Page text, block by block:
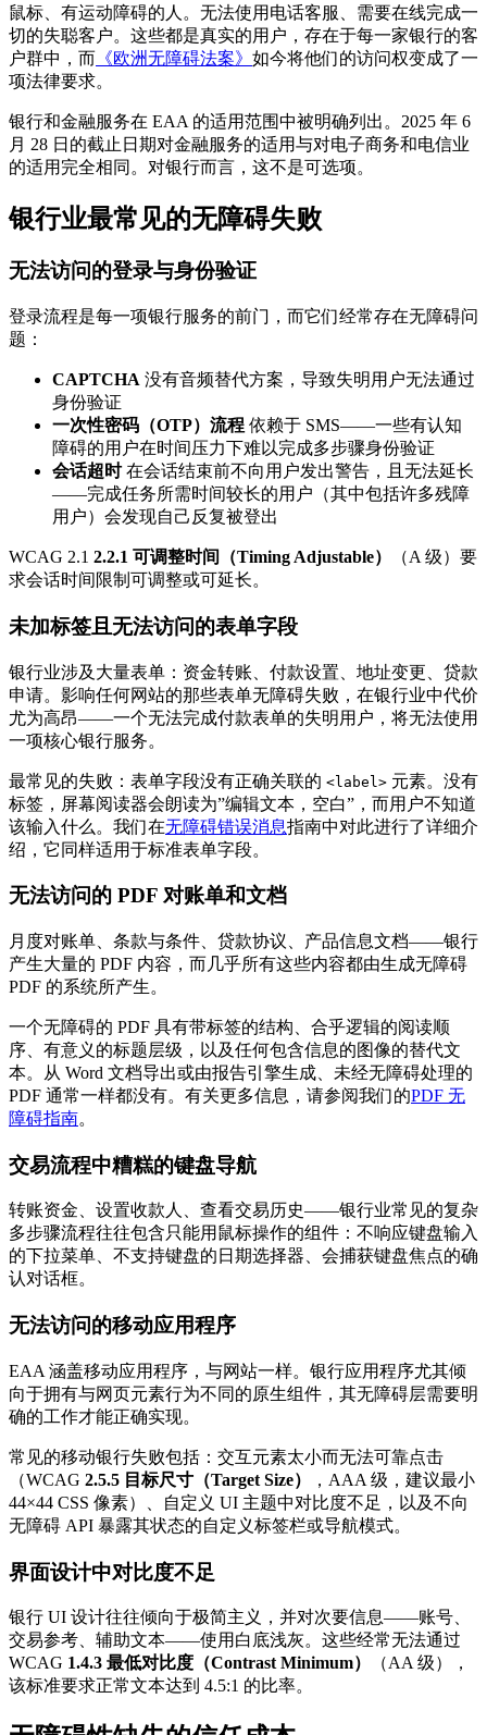
鼠标、有运动障碍的人。无法使用电话客服、需要在线完成一
切的失聪客户。这些都是真实的用户，存在于每一家银行的客
户群中，而 《欧洲无障碍法案》 如今将他们的访问权变成了一
项法律要求。
银行和金融服务在 EAA 的适用范围中被明确列出。2025 年 6
月 28 日的截止日期对金融服务的适用与对电子商务和电信业
的适用完全相同。对银行而言，这不是可选项。
银行业最常见的无障碍失败
无法访问的登录与身份验证
登录流程是每一项银行服务的前门，而它们经常存在无障碍问
题：
CAPTCHA 没有音频替代方案，导致失明用户无法通过
身份验证
一次性密码（OTP）流程 依赖于 SMS——一些有认知
障碍的用户在时间压力下难以完成多步骤身份验证
会话超时在会话结束前不向用户发出警告，且无法延长
——完成任务所需时间较长的用户（其中包括许多残障
用户）会发现自己反复被登出
WCAG 2.1 2.2.1 可调整时间（Timing Adjustable）
（A 级）要
求会话时间限制可调整或可延长。
未加标签且无法访问的表单字段
银行业涉及大量表单：资金转账、付款设置、地址变更、贷款
申请。影响任何网站的那些表单无障碍失败，在银行业中代价
尤为高昂——一个无法完成付款表单的失明用户，将无法使用
一项核心银行服务。
最常见的失败：表单字段没有正确关联的 <label> 元素。没有
标签，屏幕阅读器会朗读为”编辑文本，空白”，而用户不知道
该输入什么。我们在无障碍错误消息指南中对此进行了详细介
绍，它同样适用于标准表单字段。
无法访问的 PDF 对账单和文档
月度对账单、条款与条件、贷款协议、产品信息文档——银行
产生大量的 PDF 内容，而几乎所有这些内容都由生成无障碍
PDF 的系统所产生。
一个无障碍的 PDF 具有带标签的结构、合乎逻辑的阅读顺
序、有意义的标题层级，以及任何包含信息的图像的替代文
本。从 Word 文档导出或由报告引擎生成、未经无障碍处理的
PDF 通常一样都没有。有关更多信息，请参阅我们的PDF 无
障碍指南。
交易流程中糟糕的键盘导航
转账资金、设置收款人、查看交易历史——银行业常见的复杂
多步骤流程往往包含只能用鼠标操作的组件：不响应键盘输入
的下拉菜单、不支持键盘的日期选择器、会捕获键盘焦点的确
认对话框。
无法访问的移动应用程序
EAA 涵盖移动应用程序，与网站一样。银行应用程序尤其倾
向于拥有与网页元素行为不同的原生组件，其无障碍层需要明
确的工作才能正确实现。
常见的移动银行失败包括：交互元素太小而无法可靠点击
（WCAG 2.5.5 目标尺寸（Target Size）
，AAA 级，建议最小
44×44 CSS 像素）、自定义 UI 主题中对比度不足，以及不向
无障碍 API 暴露其状态的自定义标签栏或导航模式。
界面设计中对比度不足
银行 UI 设计往往倾向于极简主义，并对次要信息——账号、
交易参考、辅助文本——使用白底浅灰。这些经常无法通过
WCAG 1.4.3 最低对比度（Contrast Minimum）
（AA 级），
该标准要求正常文本达到 4.5:1 的比率。